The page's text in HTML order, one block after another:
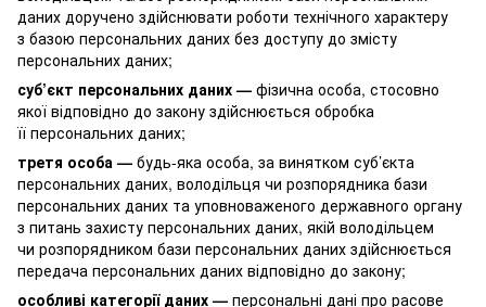
даних доручено здійснювати роботи технічного характеру
з базою персональних даних без доступу до змісту
персональних даних;
суб’єкт персональних даних — фізична особа, стосовно
якої відповідно до закону здійснюється обробка
її персональних даних;
третя особа — будь-яка особа, за винятком суб’єкта
персональних даних, володільця чи розпорядника бази
персональних даних та уповноваженого державного органу
з питань захисту персональних даних, якій володільцем
чи розпорядником бази персональних даних здійснюється
передача персональних даних відповідно до закону;
особливі категорії даних — персональні дані про расове